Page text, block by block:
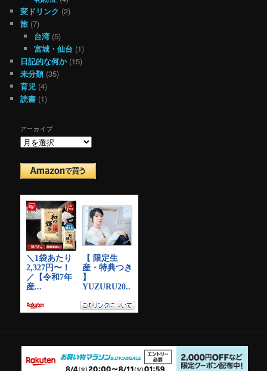
変ドリンク (2)
旅 (7)
台湾(5)
宮城・仙台 (1)
日記的な何か(15)
未分類(35)
育児 (4)
読書 (1)
アーカイブ
ア
カ
イ